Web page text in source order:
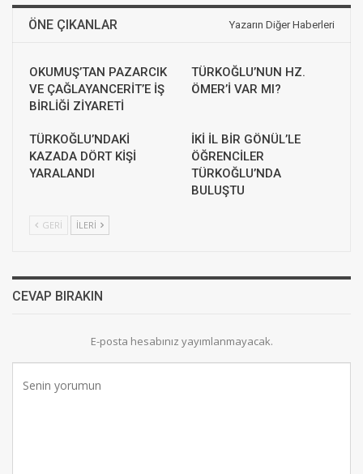
ÖNE ÇIKANLAR Yazarın Diğer Haberleri
OKUMUŞ’TAN PAZARCIK
VE ÇAĞLAYANCERİT’E İŞ
BİRLİĞİ ZİYARETİ
TÜRKOĞLU’NUN HZ.
ÖMER’İ VAR MI?
TÜRKOĞLU’NDAKİ
KAZADA DÖRT KİŞİ
YARALANDI
İKİ İL BİR GÖNÜL’LE
ÖĞRENCİLER
TÜRKOĞLU’NDA
BULUŞTU
GERI İLERI
CEVAP BIRAKIN
E-posta hesabınız yayımlanmayacak.